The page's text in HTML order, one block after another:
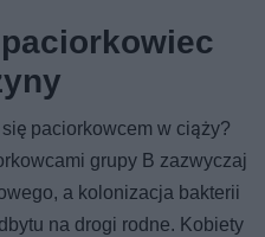
paciorkowcem w ciąży?
grupy B zazwyczaj
a kolonizacja bakterii
na drogi rodne. Kobiety